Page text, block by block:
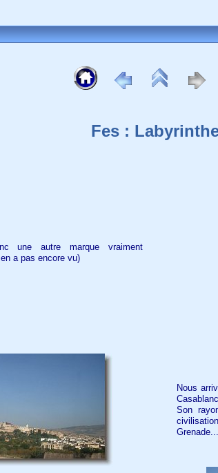
Fes :
une autre marque vraiment
a pas encore vu)
Nous
Son